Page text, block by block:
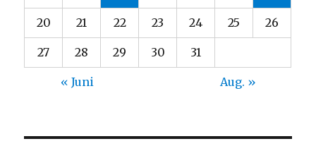
20 21 22 23 24 25 26
27 28 29 30 31
« Juni Aug. »